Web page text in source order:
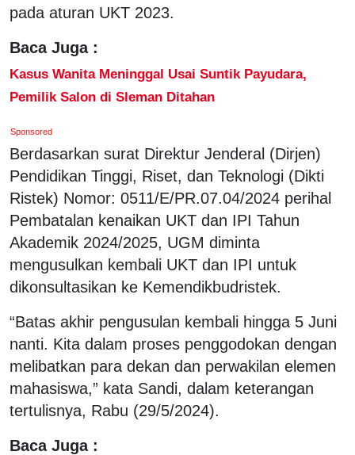
pada aturan UKT 2023.
Baca Juga :
Kasus Wanita Meninggal Usai Suntik Payudara,
Pemilik Salon di Sleman Ditahan
Sponsored
Berdasarkan surat Direktur Jenderal (Dirjen)
Pendidikan Tinggi, Riset, dan Teknologi (Dikti
Ristek) Nomor: 0511/E/PR.07.04/2024 perihal
Pembatalan kenaikan UKT dan IPI Tahun
Akademik 2024/2025, UGM diminta
mengusulkan kembali UKT dan IPI untuk
dikonsultasikan ke Kemendikbudristek.
“Batas akhir pengusulan kembali hingga 5 Juni
nanti. Kita dalam proses penggodokan dengan
melibatkan para dekan dan perwakilan elemen
mahasiswa,” kata Sandi, dalam keterangan
tertulisnya, Rabu (29/5/2024).
Baca Juga :